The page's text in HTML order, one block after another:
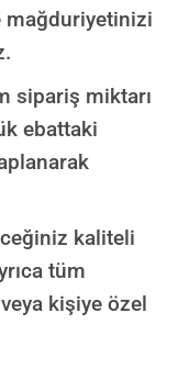
sipariş miktarı
ebattaki
kaliteli
tüm
kişiye özel